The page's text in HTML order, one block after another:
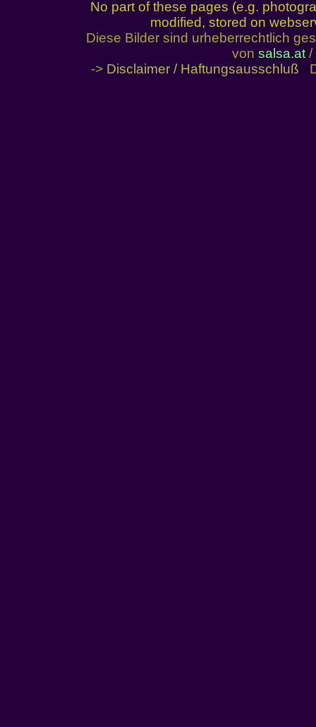
No part of these pages (e.g.
modified, stored on
Diese Bilder sind urheberrechtlich
von salsa.at/
-> Disclaimer / Haftungsausschluß